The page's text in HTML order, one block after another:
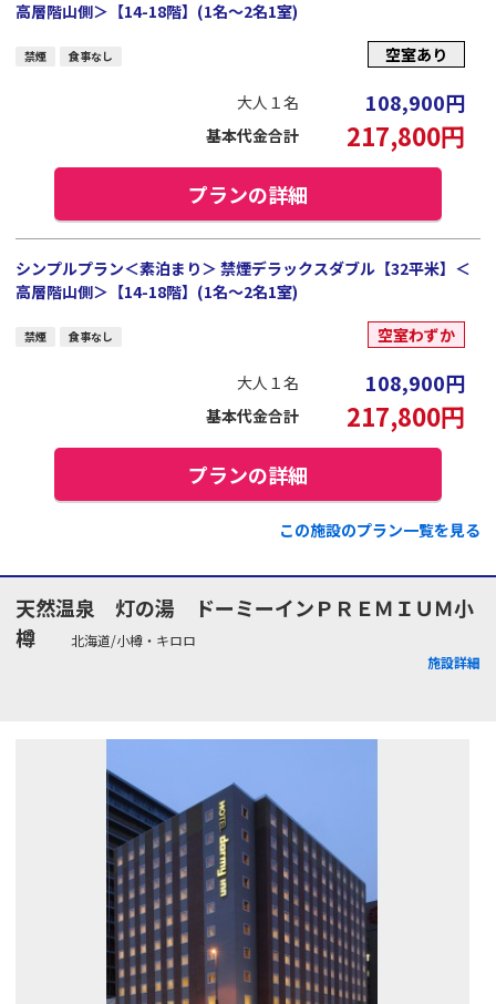
高層階山側＞【14-18階】(1名～2名1室)
禁煙 食事なし 空室あり
大人１名 108,900円
基本代金合計 217,800円
プランの詳細
シンプルプラン＜素泊まり＞ 禁煙デラックスダブル【32平米】＜
高層階山側＞【14-18階】(1名～2名1室)
禁煙 食事なし 空室わずか
大人１名 108,900円
基本代金合計 217,800円
プランの詳細
この施設のプラン一覧を見る
天然温泉 灯の湯 ドーミーインＰＲＥＭＩＵＭ小
樽
北海道/小樽・キロロ
施設詳細